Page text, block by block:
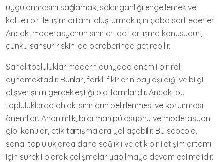
uygulanmasını sağlamak, saldırganlığı engellemek ve
kaliteli bir iletişim ortamı oluşturmak için çaba sarf ederler.
Ancak, moderasyonun sınırları da tartışma konusudur,
çünkü sansür riskini de beraberinde getirebilir.
Sanal topluluklar modern dünyada önemli bir rol
oynamaktadır. Bunlar, farklı fikirlerin paylaşıldığı ve bilgi
alışverişinin gerçekleştiği platformlardır. Ancak, bu
topluluklarda ahlaki sınırların belirlenmesi ve korunması
önemlidir. Anonimlik, bilgi manipülasyonu ve moderasyon
gibi konular, etik tartışmalara yol açabilir. Bu sebeple,
sanal topluluklarda daha sağlıklı ve etik bir iletişim ortamı
için sürekli olarak çalışmalar yapılmaya devam edilmelidir.